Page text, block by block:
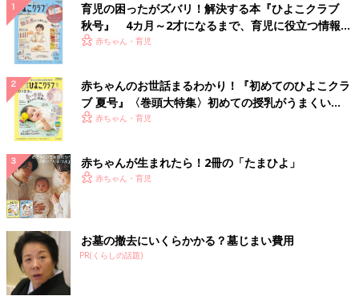
育児の困ったがズバリ！解決する本『ひよこクラブ
秋号』 4カ月～2才になるまで、育児に役立つ情報が
いっぱい！
赤ちゃん・育児
赤ちゃんのお世話まるわかり！『初めてのひよこクラ
ブ 夏号』〈巻頭大特集〉初めての授乳がうまくい
く！ おっぱい・ミルクの基本と夏のトラブル 解決テ
赤ちゃん・育児
赤ちゃんが生まれたら！2冊の「たまひよ」
赤ちゃん・育児
お墓の撤去にいくらかかる？墓じまい費用
PR(くらしの話題)